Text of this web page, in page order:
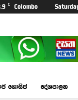
C Colombo
ගොසිප් දේශපාලන